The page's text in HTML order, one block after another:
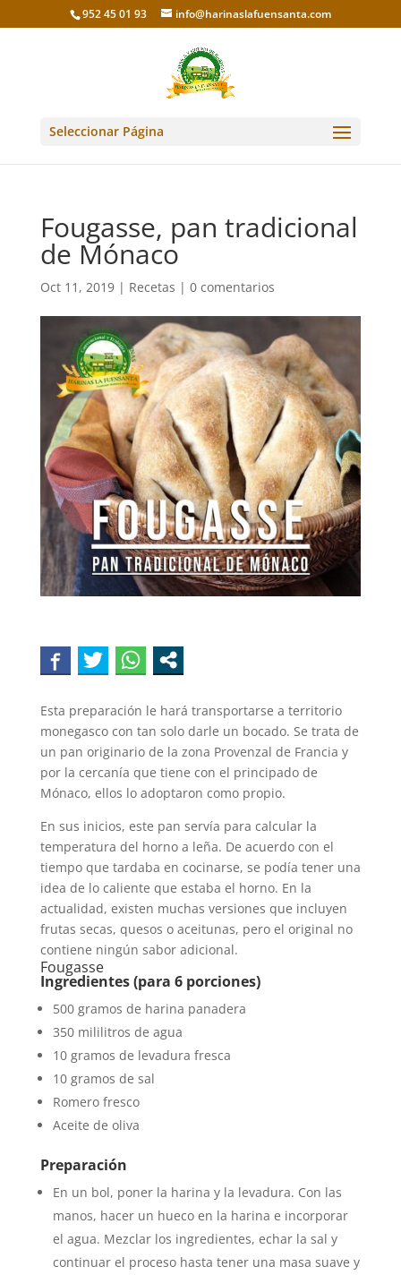
952 45 01 93 info@harinaslafuensanta.com
Seleccionar Página
Fougasse, pan tradicional
de Mónaco
Oct 11, 2019| Recetas | 0 comentarios
Esta preparación le hará transportarse a territorio
monegasco con tan solo darle un bocado. Se trata de
un pan originario de la zona Provenzal de Francia y
por la cercanía que tiene con el principado de
Mónaco, ellos lo adoptaron como propio.
En sus inicios, este pan servía para calcular la
temperatura del horno a leña. De acuerdo con el
tiempo que tardaba en cocinarse, se podía tener una
idea de lo caliente que estaba el horno. En la
actualidad, existen muchas versiones que incluyen
frutas secas, quesos o aceitunas, pero el original no
contiene ningún sabor adicional.
Fougasse
Ingredientes (para 6 porciones)
500 gramos de harina panadera
350 mililitros de agua
10 gramos de levadura fresca
10 gramos de sal
Romero fresco
Aceite de oliva
Preparación
En un bol, poner la harina y la levadura. Con las
manos, hacer un hueco en la harina e incorporar
el agua. Mezclar los ingredientes, echar la sal y
continuar el proceso hasta tener una masa suave y